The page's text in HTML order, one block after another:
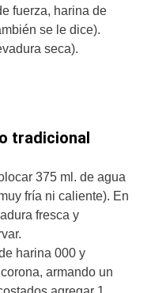
fuerza, harina de
se le dice).
seca).
tradicional
375 ml. de agua
fría ni caliente). En
fresca y
harina 000 y
armando un